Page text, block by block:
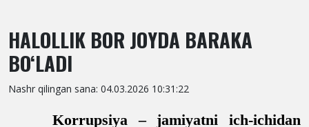
HALOLLIK BOR JOYDA BARAKA
BO‘LADI
Nashr qilingan sana: 04.03.2026 10:31:22
Korrupsiya – jamiyatni ich-ichidan